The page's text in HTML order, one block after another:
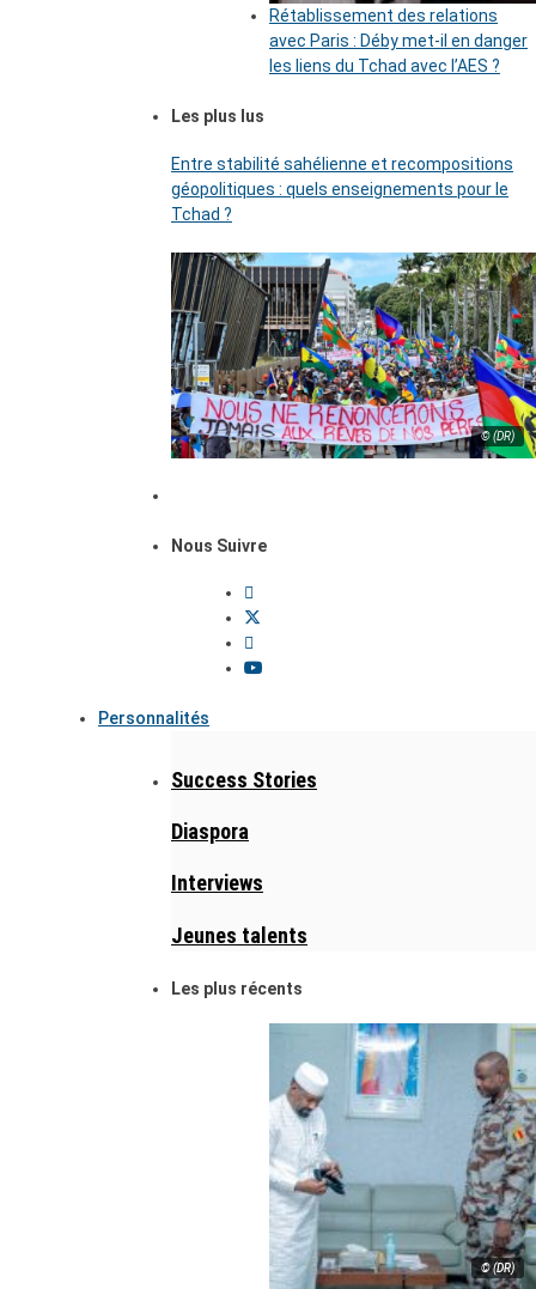
Rétablissement des relations
avec Paris : Déby met-il en danger
les liens du Tchad avec l’AES ?
Les plus lus
Entre stabilité sahélienne et recompositions
géopolitiques : quels enseignements pour le
Tchad ?
© (DR)
Nous Suivre
Personnalités
Success Stories
Diaspora
Interviews
Jeunes talents
Les plus récents
© (DR)